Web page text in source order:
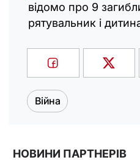
відомо про 9
рятувальник і
Війна